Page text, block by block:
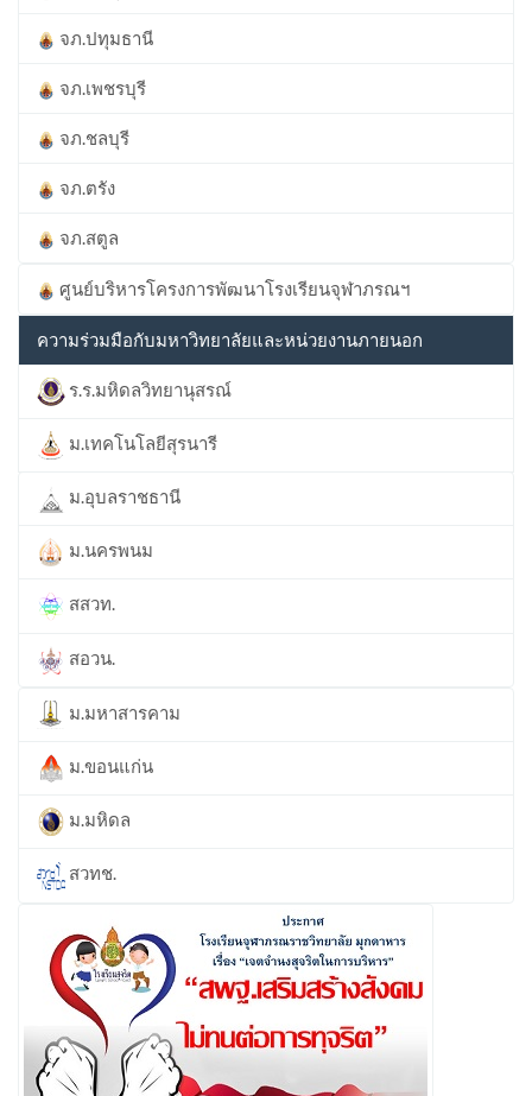
จภ.ปทุมธานี
จภ.เพชรบุรี
จภ.ชลบุรี
จภ.ตรัง
จภ.สตูล
ศูนย์บริหารโครงการพัฒนาโรงเรียนจุฬาภรณฯ
ความร่วมมือกับมหาวิทยาลัยและหน่วยงานภายนอก
ร.ร.มหิดลวิทยานุสรณ์
ม.เทคโนโลยีสุรนารี
ม.อุบลราชธานี
ม.นครพนม
สสวท.
สอวน.
ม.มหาสารคาม
ม.ขอนแก่น
ม.มหิดล
สวทช.